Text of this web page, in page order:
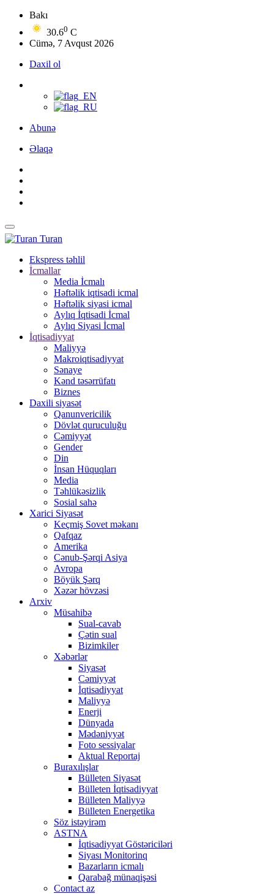
Bakı
30.60 C
Cümə, 7 Avqust 2026
Daxil ol
Abunə
Əlaqə
Turan
Ekspress təhlil
İcmallar
Media İcmalı
Həftəlik iqtisadi icmal
Həftəlik siyasi icmal
Aylıq İqtisadi İcmal
Aylıq Siyasi İcmal
İqtisadiyyat
Maliyyə
Makroiqtisadiyyat
Sənaye
Kənd təsərrüfatı
Biznes
Daxili siyasət
Qanunvericilik
Dövlət quruculuğu
Cəmiyyət
Gender
Din
İnsan Hüquqları
Media
Təhlükəsizlik
Sosial sahə
Xarici Siyasət
Keçmiş Sovet məkanı
Qafqaz
Amerika
Cənub-Şərqi Asiya
Avropa
Böyük Şərq
Xəzər hövzəsi
Arxiv
Müsahibə
Sual-cavab
Çətin sual
Bizimkiler
Xəbərlər
Siyasət
Cəmiyyət
İqtisadiyyat
Maliyyə
Enerji
Dünyada
Mədəniyyət
Foto sessiyalar
Aktual Reportaj
Buraxılışlar
Bülleten Siyasət
Bülleten İqtisadiyyat
Bülleten Maliyyə
Bülleten Energetika
Söz istəyirəm
ASTNA
İqtisadiyyat Göstəriciləri
Siyası Monitorinq
Bazarların icmalı
Qarabağ münaqişəsi
Contact az